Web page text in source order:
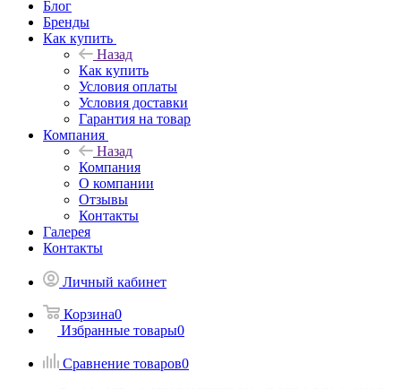
Блог
Бренды
Как купить
Назад
Как купить
Условия оплаты
Условия доставки
Гарантия на товар
Компания
Назад
Компания
О компании
Отзывы
Контакты
Галерея
Контакты
Личный кабинет
Корзина0
Избранные товары0
Сравнение товаров0